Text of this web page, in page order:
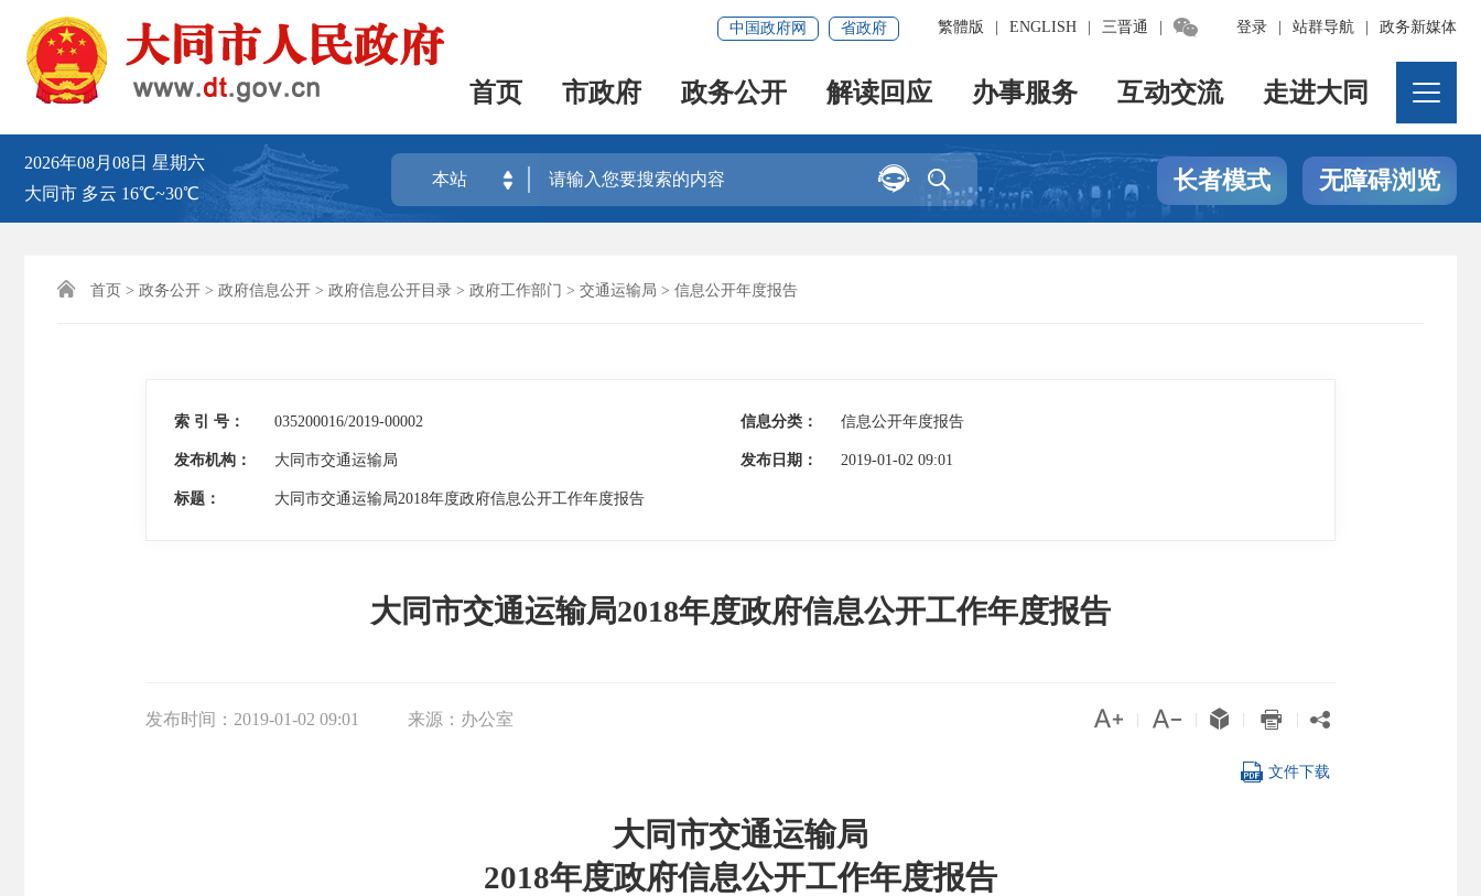
登录 站群导航 政务新媒体
繁體版 ENGLISH 三晋通 
中国政府网 省政府
首页 市政府 政务公开 解读回应 办事服务 互动交流 走进大同
2026年08月08日 星期六
大同市 多云 16℃~30℃
本站 
 长者模式 无障碍浏览
 首页 > 政务公开 > 政府信息公开 > 政府信息公开目录 > 政府工作部门 > 交通运输局 > 信息公开年度报告
索 引 号： 035200016/2019-00002 信息分类： 信息公开年度报告
发布机构： 大同市交通运输局 发布日期： 2019-01-02 09:01
标题： 大同市交通运输局2018年度政府信息公开工作年度报告
大同市交通运输局2018年度政府信息公开工作年度报告
发布时间： 2019-01-02 09:01 来源： 办公室     
 文件下载
大同市交通运输局
2018年度政府信息公开工作年度报告